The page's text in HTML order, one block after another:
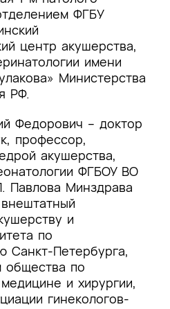
A.-G., Giral E.,
H. Office
of 2402 cases. J
Reprod (Paris). 2016.
S, O’Sullivan DM.
women:
risk? Menopause
S., O’Sullivan D. M.
women:
in risk? //Menopause. –
Clinico-pathological
//Archives of
– 2010. – Т. 282.
ФГБУ
центр акушерства,
имени
Министерства
РФ.
Федорович – доктор
профессор,
акушерства,
ФГБОУ ВО
Минздрава
и
по
Санкт-Петербурга,
общества по
и хирургии,
гинекологов-